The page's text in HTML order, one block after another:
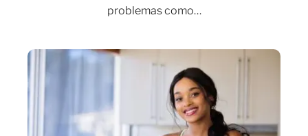
problemas como…